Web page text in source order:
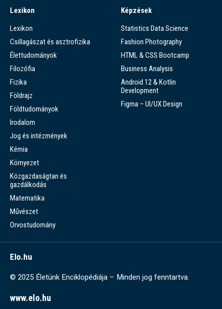
Lexikon
Lexikon
Csillagászat és asztrofizika
Élettudományok
Filozófia
Fizika
Földrajz
Földtudományok
Irodalom
Jog és intézmények
Kémia
Környezet
Közgazdaságtan és
gazdálkodás
Matematika
Művészet
Orvostudomány
Képzések
Statistics Data Science
Fashion Photography
HTML & CSS Bootcamp
Business Analysis
Android 12 & Kotlin
Development
Figma – UI/UX Design
Elo.hu
© 2025 Életünk Enciklopédiája – Minden jog fenntartva.
www.elo.hu